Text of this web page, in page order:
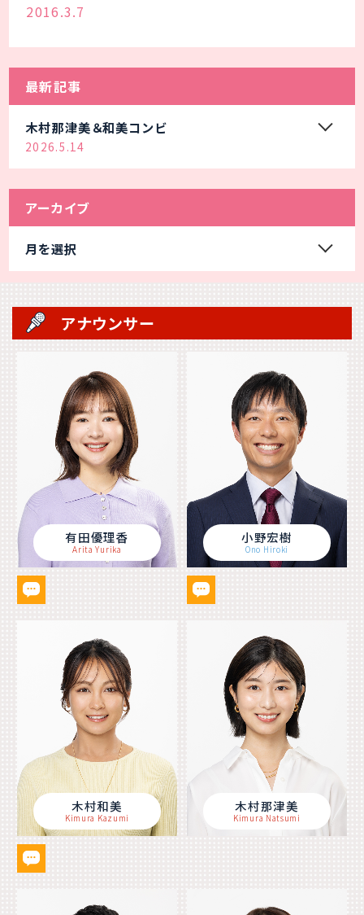
2016.3.7
最新記事
木村那津美＆和美コンビ
2026.5.14
アーカイブ
月を選択
アナウンサー
有田優理香
Arita Yurika
小野宏樹
Ono Hiroki
木村和美
Kimura Kazumi
木村那津美
Kimura Natsumi